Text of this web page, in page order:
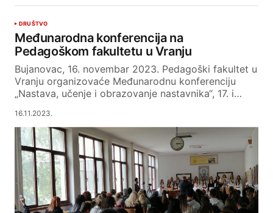
DRUŠTVO
Međunarodna konferencija na
Pedagoškom fakultetu u Vranju
Bujanovac, 16. novembar 2023. Pedagoški fakultet u
Vranju organizovaće Međunarodnu konferenciju
„Nastava, učenje i obrazovanje nastavnika“, 17. i…
16.11.2023.